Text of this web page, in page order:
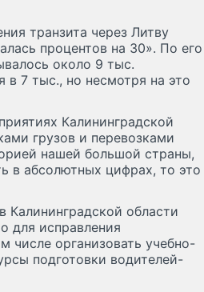
транзита через Литву
процентов на 30». По его
около 9 тыс.
в 7 тыс., но несмотря на это
Калининградской
грузов и перевозками
нашей большой страны,
в абсолютных цифрах, то это
Калининградской области
для исправления
числе организовать учебно-
подготовки водителей-